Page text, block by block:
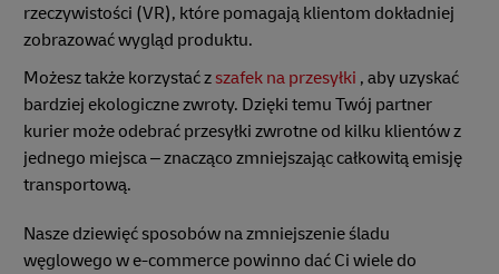
rzeczywistości (VR), które pomagają klientom dokładniej
zobrazować wygląd produktu.
Możesz także korzystać zszafek na przesyłki , aby uzyskać
bardziej ekologiczne zwroty. Dzięki temu Twój partner
kurier może odebrać przesyłki zwrotne od kilku klientów z
jednego miejsca – znacząco zmniejszając całkowitą emisję
transportową.
Nasze dziewięć sposobów na zmniejszenie śladu
węglowego w e-commerce powinno dać Ci wiele do